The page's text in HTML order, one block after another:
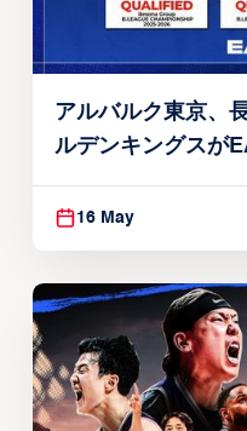
アルバルク東京、
ルデンキングスが
場権を獲得
16 May